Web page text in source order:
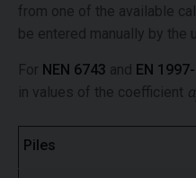
from one of the available
be entered manually by the
For NEN 6743 and EN
in values of the coefficient α
Piles